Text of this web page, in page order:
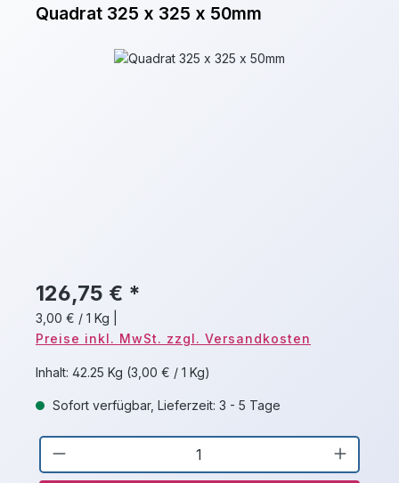
Quadrat 325 x 325 x 50mm
Bildergalerie überspringen
126,75 € *
3,00 € / 1 Kg
Preise inkl. MwSt. zzgl. Versandkosten
Inhalt: 42.25 Kg (3,00 € / 1 Kg)
Sofort verfügbar, Lieferzeit: 3 - 5 Tage
Produkt Anzahl: Gib den